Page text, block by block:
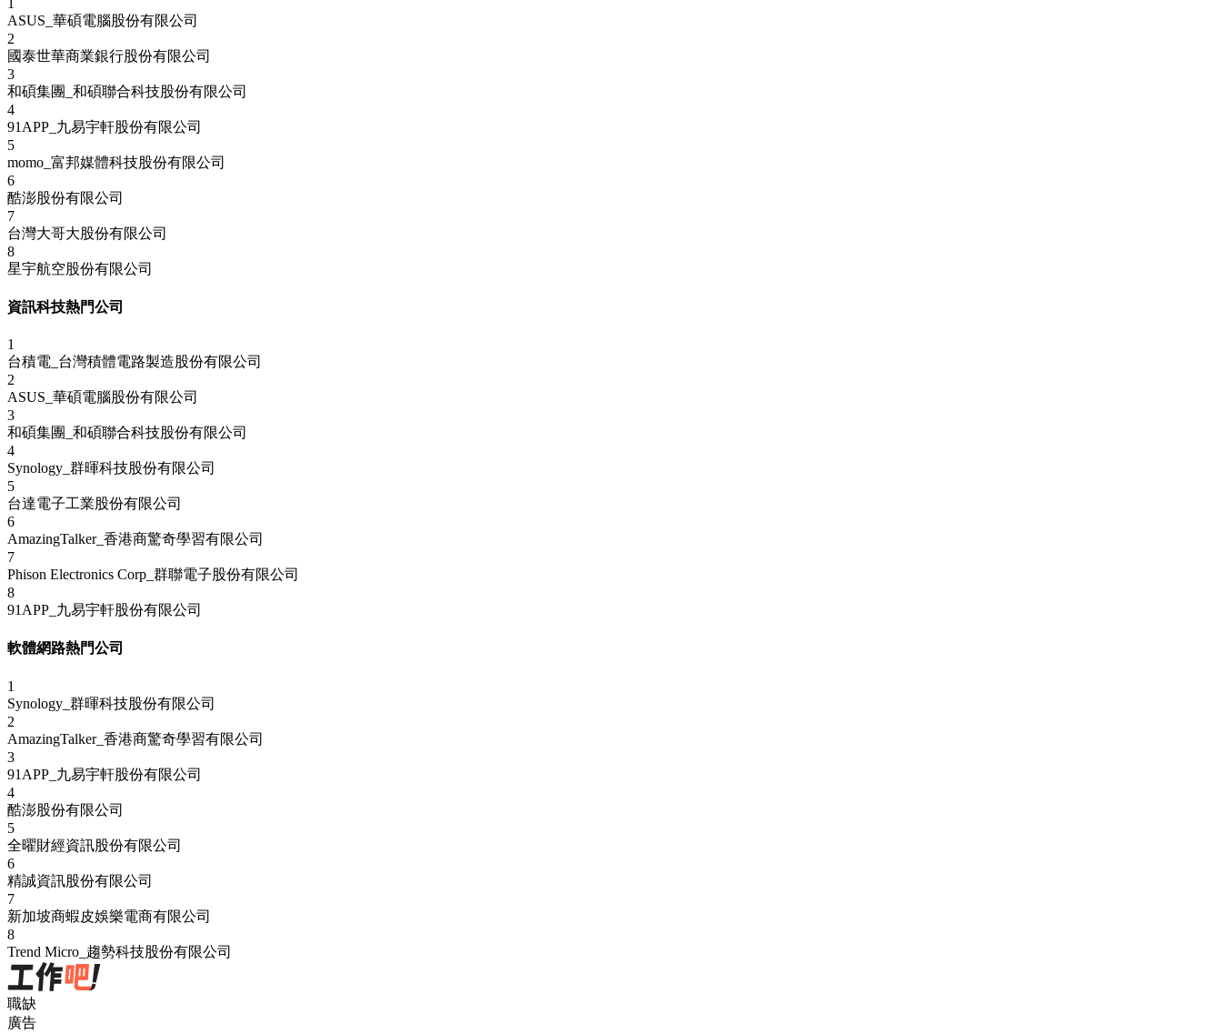
ASUS_華碩電腦股份有限公司
2
國泰世華商業銀行股份有限公司
3
和碩集團_和碩聯合科技股份有限公司
4
91APP_九易宇軒股份有限公司
5
momo_富邦媒體科技股份有限公司
6
酷澎股份有限公司
7
台灣大哥大股份有限公司
8
星宇航空股份有限公司
資訊科技熱門公司
1
台積電_台灣積體電路製造股份有限公司
2
ASUS_華碩電腦股份有限公司
3
和碩集團_和碩聯合科技股份有限公司
4
Synology_群暉科技股份有限公司
5
台達電子工業股份有限公司
6
AmazingTalker_香港商驚奇學習有限公司
7
Phison Electronics Corp_群聯電子股份有限公司
8
91APP_九易宇軒股份有限公司
軟體網路熱門公司
1
Synology_群暉科技股份有限公司
2
AmazingTalker_香港商驚奇學習有限公司
3
91APP_九易宇軒股份有限公司
4
酷澎股份有限公司
5
全曜財經資訊股份有限公司
6
精誠資訊股份有限公司
7
新加坡商蝦皮娛樂電商有限公司
8
Trend Micro_趨勢科技股份有限公司
職缺
廣告